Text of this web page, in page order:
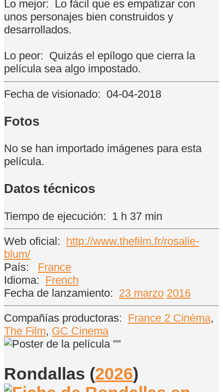
Lo mejor: Lo fácil que es empatizar con
unos personajes bien construidos y
desarrollados.
Lo peor: Quizás el epílogo que cierra la
película sea algo impostado.
Fecha de visionado: 04-04-2018
Fotos
No se han importado imágenes para esta
película.
Datos técnicos
Tiempo de ejecución: 1 h 37 min
Web oficial: http://www.thefilm.fr/rosalie-
blum/
País:
France
Idioma: French
Fecha de lanzamiento: 23 marzo 2016
Compañías productoras: France 2 Cinéma,
The Film, GC Cinema
Rondallas (2026)